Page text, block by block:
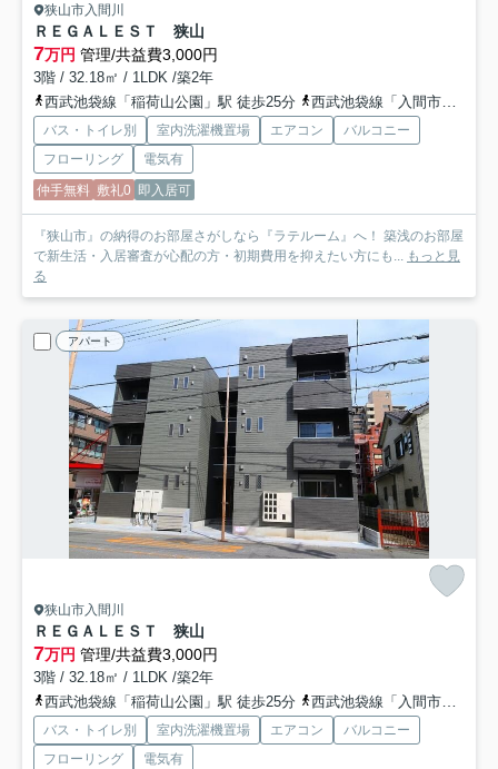
狭山市入間川
ＲＥＧＡＬＥＳＴ 狭山
7万円 管理/共益費3,000円
3階 / 32.18㎡ / 1LDK /築2年
西武池袋線「稲荷山公園」駅 徒歩25分
西武池袋線「入間市」駅 バス21分 西武バス「社会福祉会館（狭山市）」 停歩2分
バス・トイレ別 室内洗濯機置場 エアコン
バルコニー
フローリング
電気有
仲手無料 敷礼0 即入居可
『狭山市』の納得のお部屋さがしなら『ラテルーム』へ！ 築浅のお部屋
で新生活・入居審査が心配の方・初期費用を抑えたい方にも... もっと見
る
アパート
狭山市入間川
ＲＥＧＡＬＥＳＴ 狭山
7万円 管理/共益費3,000円
3階 / 32.18㎡ / 1LDK /築2年
西武池袋線「稲荷山公園」駅 徒歩25分
西武池袋線「入間市」駅 バス21分 西武バス「社会福祉会館（狭山市）」 停歩2分
バス・トイレ別 室内洗濯機置場 エアコン
バルコニー
フローリング
電気有